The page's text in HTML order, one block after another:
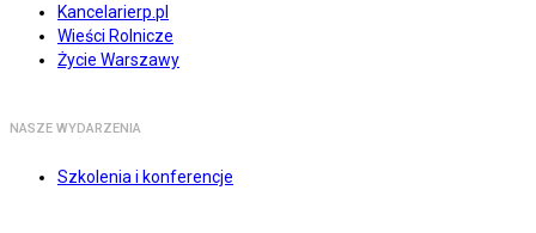
Kancelarierp.pl
Wieści Rolnicze
Życie Warszawy
NASZE WYDARZENIA
Szkolenia i konferencje